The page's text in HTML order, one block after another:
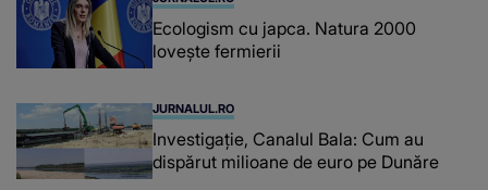
Ecologism cu japca. Natura 2000
lovește fermierii
JURNALUL.RO
Investigație, Canalul Bala: Cum au
dispărut milioane de euro pe Dunăre